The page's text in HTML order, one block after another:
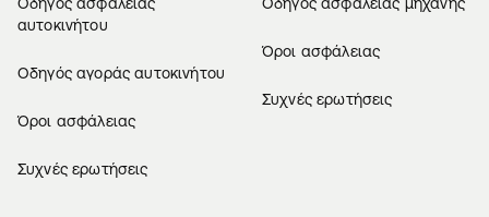
Οδηγός ασφάλειας
αυτοκινήτου
Οδηγός αγοράς αυτοκινήτου
Όροι ασφάλειας
Συχνές ερωτήσεις
Οδηγός ασφάλειας μηχανής
Όροι ασφάλειας
Συχνές ερωτήσεις